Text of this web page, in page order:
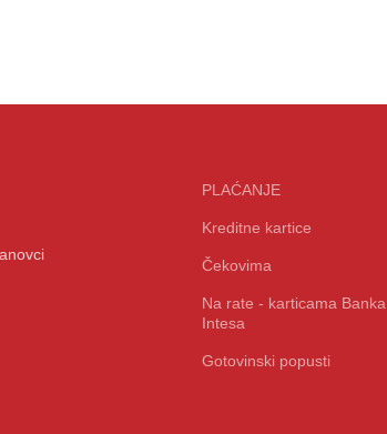
PLAĆANJE
Kreditne kartice
Čekovima
Na rate - karticama Banka
Intesa
Gotovinski popusti